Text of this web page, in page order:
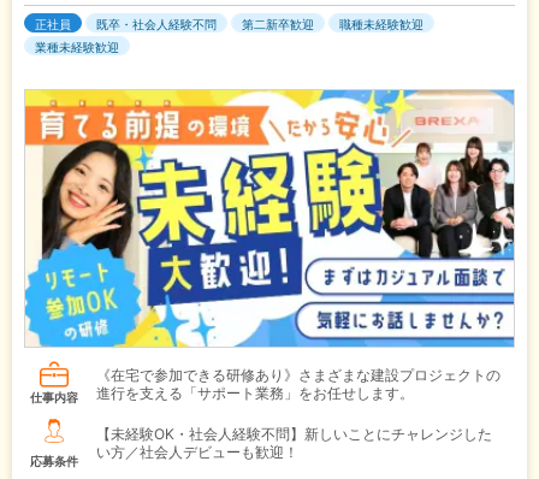
正社員 既卒・社会人経験不問 第二新卒歓迎
職種未経験歓迎
業種未経験歓迎
仕事内容
《在宅で参加できる研修あり》さまざまな建設プロジェクトの
進行を支える「サポート業務」をお任せします。
応募条件
【未経験OK・社会人経験不問】新しいことにチャレンジした
い方／社会人デビューも歓迎！